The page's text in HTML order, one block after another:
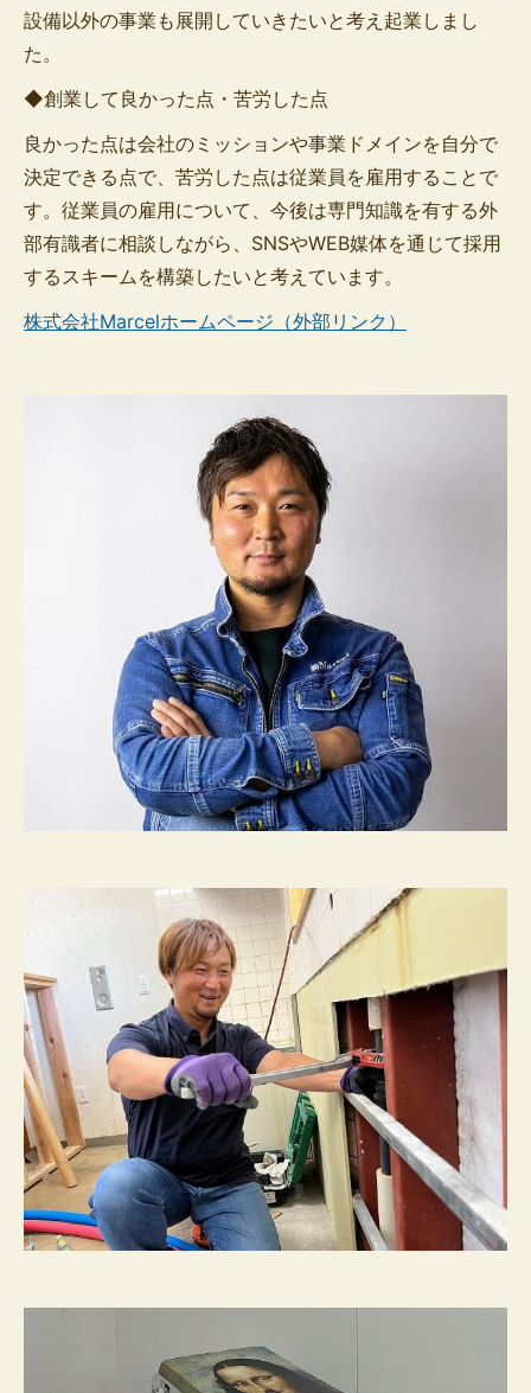
設備以外の事業も展開していきたいと考え起業しまし
た。
◆創業して良かった点・苦労した点
良かった点は会社のミッションや事業ドメインを自分で
決定できる点で、苦労した点は従業員を雇用することで
す。従業員の雇用について、今後は専門知識を有する外
部有識者に相談しながら、SNSやWEB媒体を通じて採用
するスキームを構築したいと考えています。
株式会社Marcelホームページ（外部リンク）